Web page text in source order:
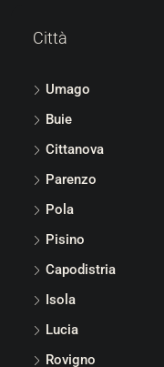
Città
Umago
Buie
Cittanova
Parenzo
Pola
Pisino
Capodistria
Isola
Lucia
Rovigno